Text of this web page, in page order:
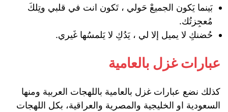
‏بَينما يَكون الجميعْ حَولي ، تَكون انت في قلبي وتِلكَ
مُعجِزتُك.
حُضنكِ لا يميل إلا لي ، يَدُكِ لا يَلمسُها غَيري.
عبارات غزل بالعامية
كذلك نضع عبارات غزل بالعامية باللهجات العربية ومنها
السعودية او الخليجية والمصرية والعراقية، بكل اللهجات